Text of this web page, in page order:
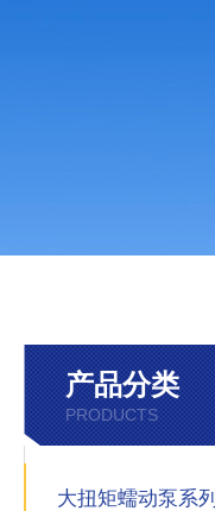
产品分类
PRODUCTS
大扭矩蠕动泵系列